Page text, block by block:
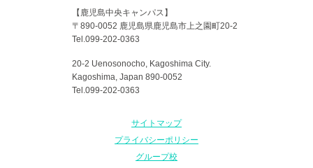
【鹿児島中央キャンパス】
〒890-0052 鹿児島県鹿児島市上之園町20-2
Tel.099-202-0363
20-2 Uenosonocho, Kagoshima City.
Kagoshima, Japan 890-0052
Tel.099-202-0363
サイトマップ
プライバシーポリシー
グループ校